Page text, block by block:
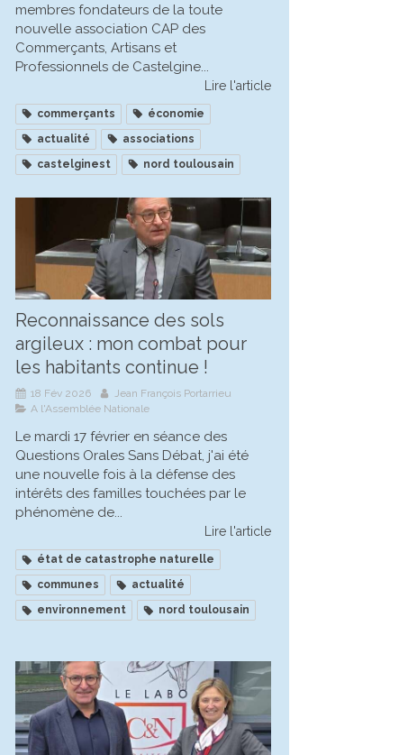
membres fondateurs de la toute
nouvelle association CAP des
Commerçants, Artisans et
Professionnels de Castelgine...
Lire l'article
commerçants
économie
actualité
associations
castelginest
nord toulousain
Reconnaissance des sols
argileux : mon combat pour
les habitants continue !
18 Fév 2026
Jean François Portarrieu
A l'Assemblée Nationale
Le mardi 17 février en séance des
Questions Orales Sans Débat, j'ai été
une nouvelle fois à la défense des
intérêts des familles touchées par le
phénomène de...
Lire l'article
état de catastrophe naturelle
communes
actualité
environnement
nord toulousain